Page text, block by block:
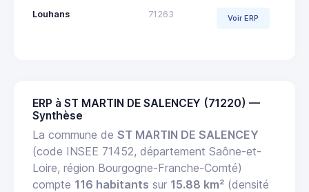
Louhans 71263 Voir ERP
ERP à ST MARTIN DE SALENCEY (71220) —
Synthèse
La commune de ST MARTIN DE SALENCEY
(code INSEE 71452, département Saône-et-
Loire, région Bourgogne-Franche-Comté)
compte 116 habitants sur 15.88 km² (densité